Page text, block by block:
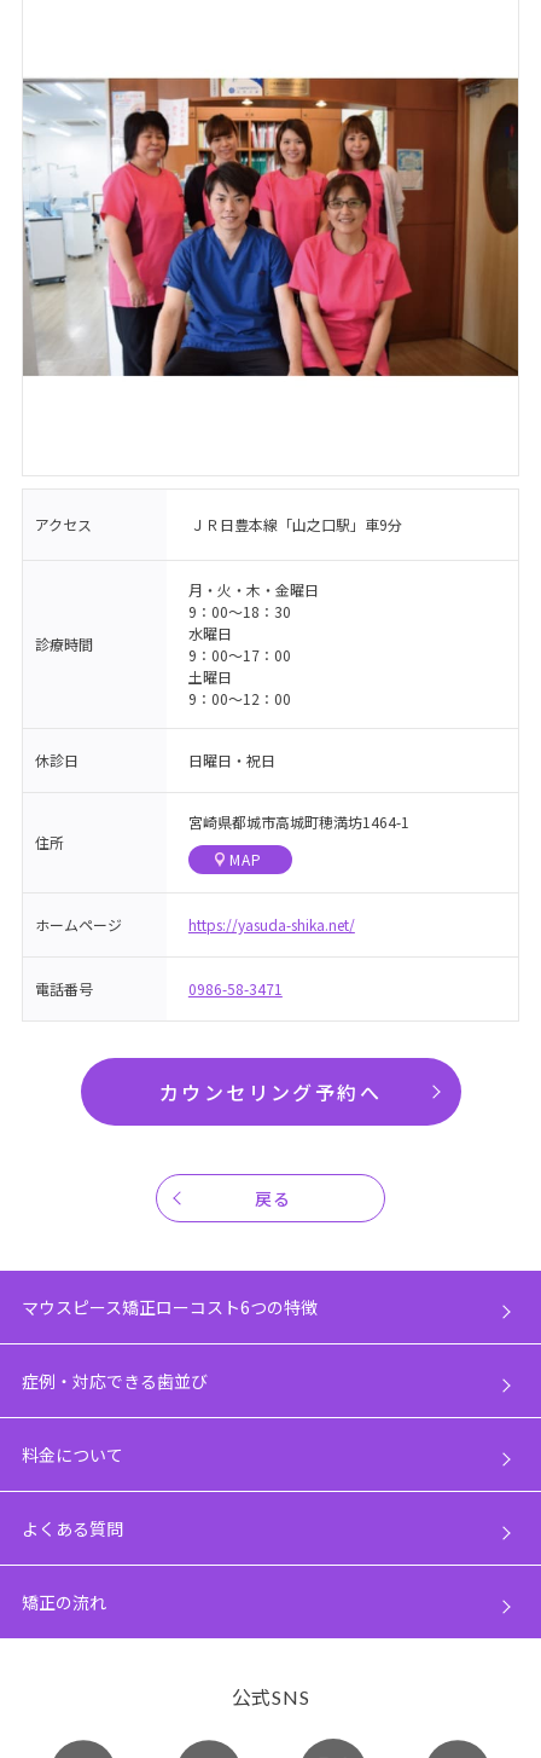
アクセス ＪＲ日豊本線「山之口駅」車9分
診療時間
月・火・木・金曜日
9：00〜18：30
水曜日
9：00〜17：00
土曜日
9：00〜12：00
休診日 日曜日・祝日
住所
宮崎県都城市高城町穂満坊1464-1
MAP
ホームページ https://yasuda-shika.net/
電話番号 0986-58-3471
カウンセリング予約へ
戻る
マウスピース矯正ローコスト6つの特徴
症例・対応できる歯並び
料金について
よくある質問
矯正の流れ
公式SNS